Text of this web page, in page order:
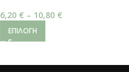
6,20 € – 10,80 €
ΕΠΙΛΟΓΉ